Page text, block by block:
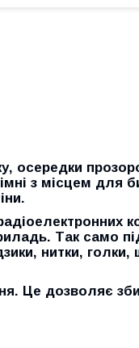
осередки
з місцем для
Так само
нитки, голки,
Це дозволяє